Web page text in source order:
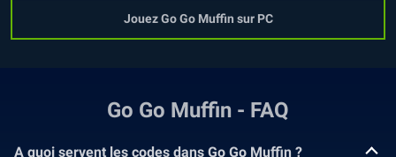
Jouez Go Go Muffin sur PC
Go Go Muffin - FAQ
A quoi servent les codes dans Go Go Muffin ?